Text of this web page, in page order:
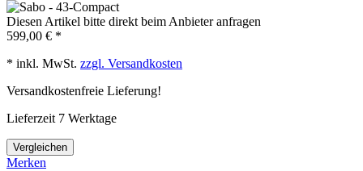
Diesen Artikel bitte direkt beim Anbieter anfragen
599,00 € *
* inkl. MwSt. zzgl. Versandkosten
Versandkostenfreie Lieferung!
Lieferzeit 7 Werktage
Vergleichen
Merken